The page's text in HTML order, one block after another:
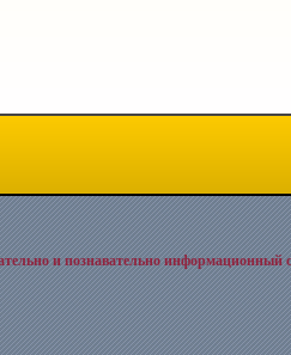
и познавательно информационный